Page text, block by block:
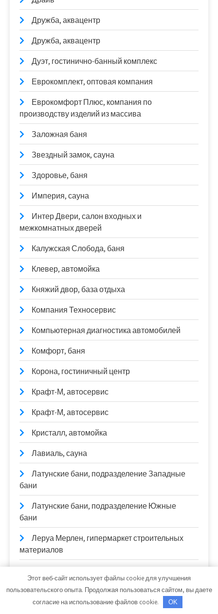
Дружба, аквацентр
Дружба, аквацентр
Дуэт, гостинично-банный комплекс
Еврокомплект, оптовая компания
Еврокомфорт Плюс, компания по
производству изделий из массива
Заложная баня
Звездный замок, сауна
Здоровье, баня
Империя, сауна
Интер Двери, салон входных и
межкомнатных дверей
Калужская Слобода, баня
Клевер, автомойка
Княжий двор, база отдыха
Компания Техносервис
Компьютерная диагностика автомобилей
Комфорт, баня
Корона, гостиничный центр
Крафт-М, автосервис
Крафт-М, автосервис
Кристалл, автомойка
Лавиаль, сауна
Латунские бани, подразделение Западные
бани
Латунские бани, подразделение Южные
бани
Леруа Мерлен, гипермаркет строительных
материалов
Лотос, сауна
Этот веб-сайт использует файлы cookie для улучшения
пользовательского опыта. Продолжая пользоваться сайтом, вы даете
согласие на использование файлов cookie.
OK